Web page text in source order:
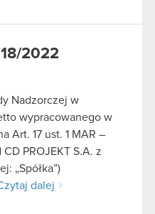
2022
Nadzorczej w
wypracowanego w
Art. 17 ust. 1 MAR –
PROJEKT S.A. z
„Spółka”)
dalej